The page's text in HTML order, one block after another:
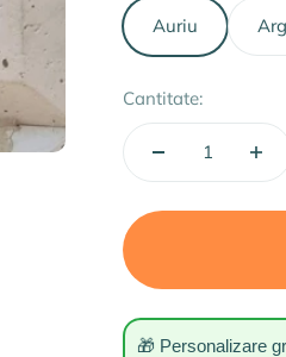
Auriu
Cantitate:
🎁 Personalizare